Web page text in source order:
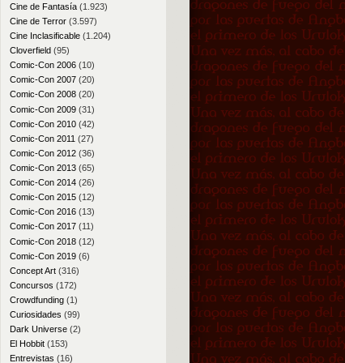
Cine de Fantasía(1.923)
Cine de Terror(3.597)
Cine Inclasificable(1.204)
Cloverfield(95)
Comic-Con 2006(10)
Comic-Con 2007(20)
Comic-Con 2008(20)
Comic-Con 2009(31)
Comic-Con 2010(42)
Comic-Con 2011 (27)
Comic-Con 2012(36)
Comic-Con 2013(65)
Comic-Con 2014(26)
Comic-Con 2015(12)
Comic-Con 2016(13)
Comic-Con 2017(11)
Comic-Con 2018(12)
Comic-Con 2019(6)
Concept Art(316)
Concursos (172)
Crowdfunding(1)
Curiosidades (99)
Dark Universe(2)
El Hobbit(153)
Entrevistas (16)